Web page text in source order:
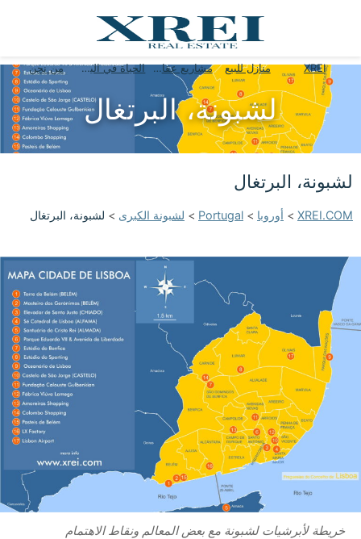
XREI منازل للبيع مشاريع عقارية الحياة في البرتغال من نحن
لشبونة، البرتغال
لشبونة، البرتغال
XREI.COM
> أوروبا >
Portugal
> لشبونة الكبرى > لشبونة، البرتغال
خريطة لأبرشيات لشبونة مع بعض المعالم ونقاط الاهتمام